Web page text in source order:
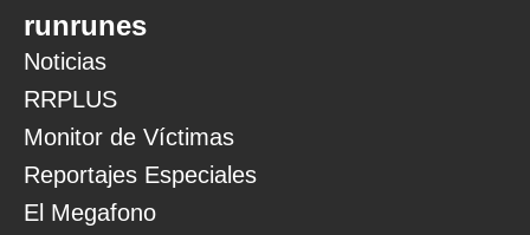
runrunes
Noticias
RRPLUS
Monitor de Víctimas
Reportajes Especiales
El Megafono